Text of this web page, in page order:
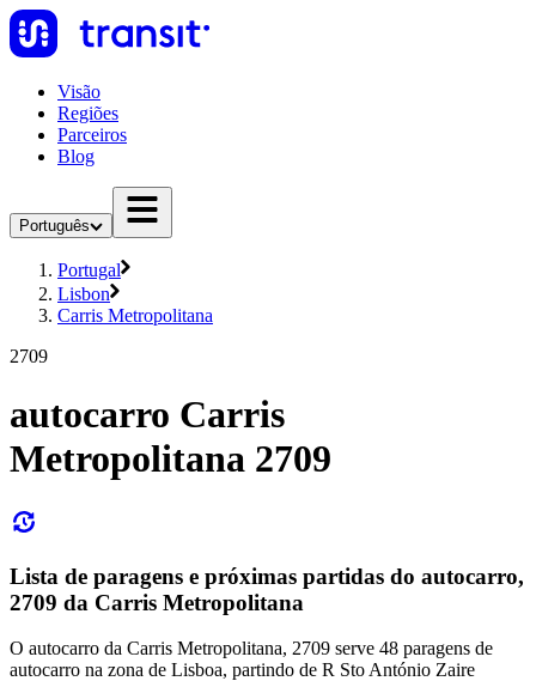
Visão
Regiões
Parceiros
Blog
Português
Portugal
Lisbon
Carris Metropolitana
2709
autocarro Carris
Metropolitana 2709
Lista de paragens e próximas partidas do autocarro,
2709 da Carris Metropolitana
O autocarro da Carris Metropolitana, 2709 serve 48 paragens de
autocarro na zona de Lisboa, partindo de R Sto António Zaire